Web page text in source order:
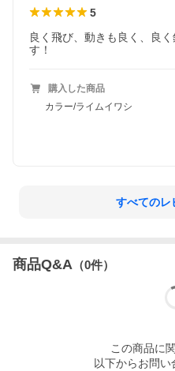
5
良く飛び、動きも良く、良
す！
購入した商品
カラー/ライムイワシ
すべてのレ
商品Q&A （0件）
この商品に
以下からお問い